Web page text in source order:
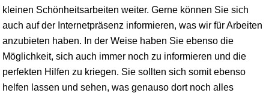
kleinen Schönheitsarbeiten weiter. Gerne können Sie sich
auch auf der Internetpräsenz informieren, was wir für Arbeiten
anzubieten haben. In der Weise haben Sie ebenso die
Möglichkeit, sich auch immer noch zu informieren und die
perfekten Hilfen zu kriegen. Sie sollten sich somit ebenso
helfen lassen und sehen, was genauso dort noch alles